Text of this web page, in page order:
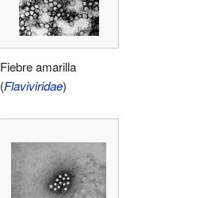
Fiebre amarilla
(Flaviviridae)